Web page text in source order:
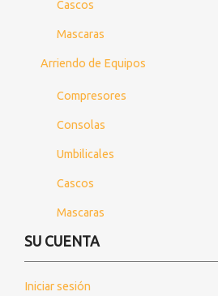
Cascos
Mascaras
Arriendo de Equipos
Compresores
Consolas
Umbilicales
Cascos
Mascaras
SU CUENTA
Iniciar sesión